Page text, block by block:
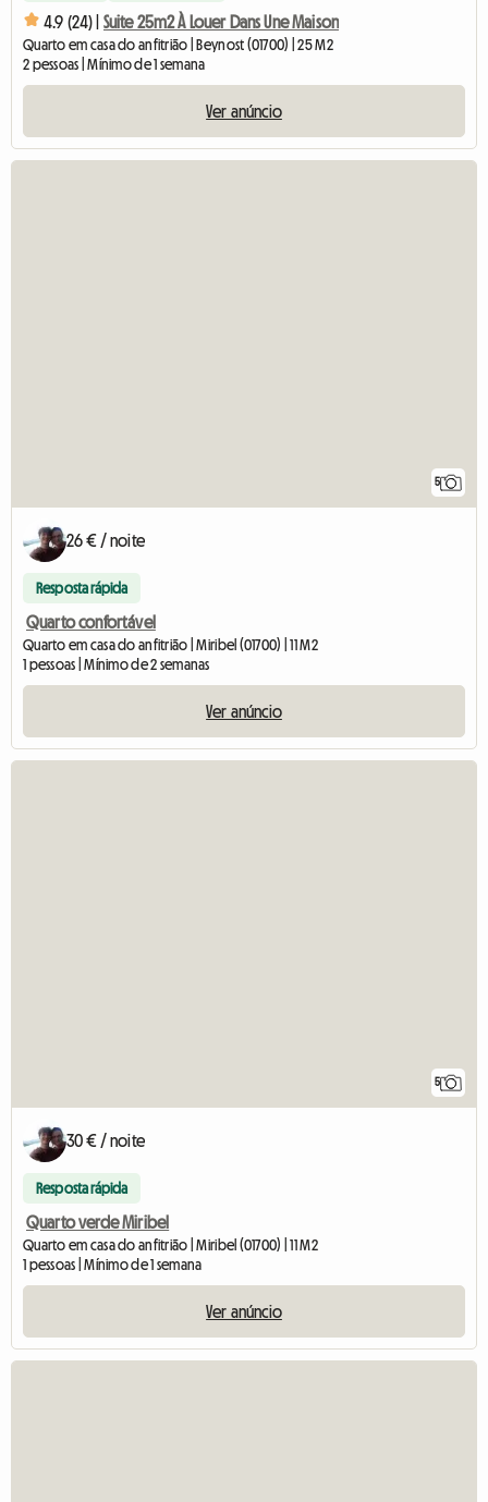
4.9 (24) | Suite 25m2 À Louer Dans Une Maison
Quarto em casa do anfitrião | Beynost (01700) | 25 M2
2 pessoas | Mínimo de 1 semana
Ver anúncio
5
26 € / noite
Resposta rápida
Quarto confortável
Quarto em casa do anfitrião | Miribel (01700) | 11 M2
1 pessoas | Mínimo de 2 semanas
Ver anúncio
5
30 € / noite
Resposta rápida
Quarto verde Miribel
Quarto em casa do anfitrião | Miribel (01700) | 11 M2
1 pessoas | Mínimo de 1 semana
Ver anúncio